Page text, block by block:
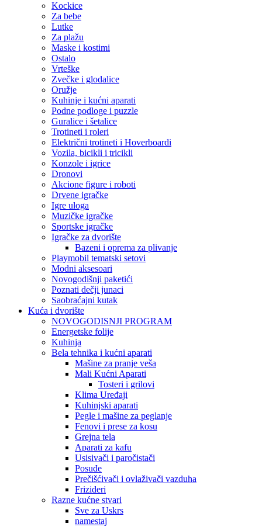
Kockice
Za bebe
Lutke
Za plažu
Maske i kostimi
Ostalo
Vrteške
Zvečke i glodalice
Oružje
Kuhinje i kućni aparati
Podne podloge i puzzle
Guralice i šetalice
Trotineti i roleri
Električni trotineti i Hoverboardi
Vozila, bicikli i tricikli
Konzole i igrice
Dronovi
Akcione figure i roboti
Drvene igračke
Igre uloga
Muzičke igračke
Sportske igračke
‎Igračke za dvorište
Bazeni i oprema za plivanje
Playmobil tematski setovi
Modni aksesoari
Novogodišnji paketići
Poznati dečji junaci
Saobraćajni kutak
Kuća i dvorište
NOVOGODISNJI PROGRAM
Energetske folije
Kuhinja
Bela tehnika i kućni aparati
Mašine za pranje veša
Mali Kućni Aparati
Tosteri i grilovi
Klima Uređaji
Kuhinjski aparati
Pegle i mašine za peglanje
Fenovi i prese za kosu
Grejna tela
Aparati za kafu
Usisivači i paročistači
Posuđe
Prečišćivači i ovlaživači vazduha
Frizideri
Razne kućne stvari
Sve za Uskrs
namestaj